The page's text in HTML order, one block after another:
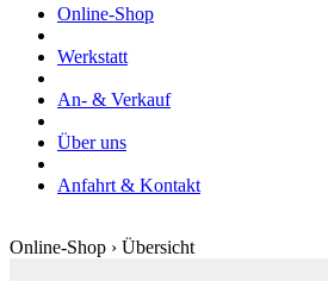
Online-Shop
Werkstatt
An- & Verkauf
Über uns
Anfahrt & Kontakt
Online-Shop › Übersicht